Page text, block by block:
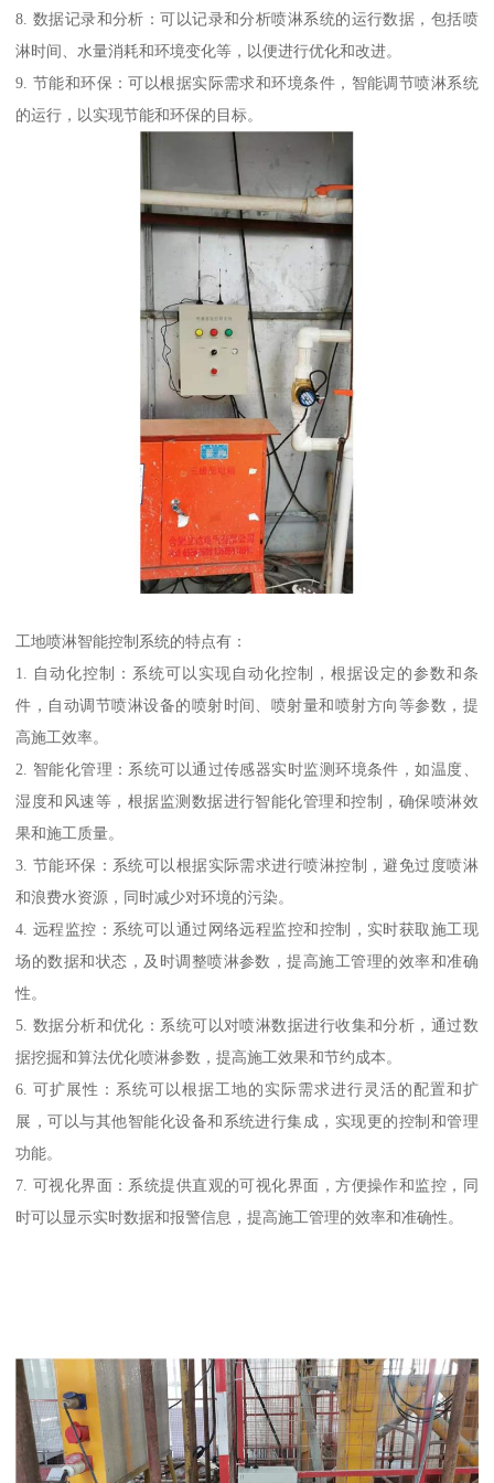
8. 数据记录和分析：可以记录和分析喷淋系统的运行数据，包括喷
淋时间、水量消耗和环境变化等，以便进行优化和改进。
9. 节能和环保：可以根据实际需求和环境条件，智能调节喷淋系统
的运行，以实现节能和环保的目标。
工地喷淋智能控制系统的特点有：
1. 自动化控制：系统可以实现自动化控制，根据设定的参数和条
件，自动调节喷淋设备的喷射时间、喷射量和喷射方向等参数，提
高施工效率。
2. 智能化管理：系统可以通过传感器实时监测环境条件，如温度、
湿度和风速等，根据监测数据进行智能化管理和控制，确保喷淋效
果和施工质量。
3. 节能环保：系统可以根据实际需求进行喷淋控制，避免过度喷淋
和浪费水资源，同时减少对环境的污染。
4. 远程监控：系统可以通过网络远程监控和控制，实时获取施工现
场的数据和状态，及时调整喷淋参数，提高施工管理的效率和准确
性。
5. 数据分析和优化：系统可以对喷淋数据进行收集和分析，通过数
据挖掘和算法优化喷淋参数，提高施工效果和节约成本。
6. 可扩展性：系统可以根据工地的实际需求进行灵活的配置和扩
展，可以与其他智能化设备和系统进行集成，实现更的控制和管理
功能。
7. 可视化界面：系统提供直观的可视化界面，方便操作和监控，同
时可以显示实时数据和报警信息，提高施工管理的效率和准确性。